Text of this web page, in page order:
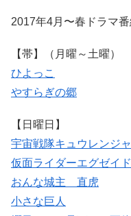
2017年4月〜春ドラマ
【帯】（月曜～土曜）
ひよっこ
やすらぎの郷
【日曜日】
宇宙戦隊キュウレンジ
仮面ライダーエグゼイド
おんな城主 直虎
小さな巨人